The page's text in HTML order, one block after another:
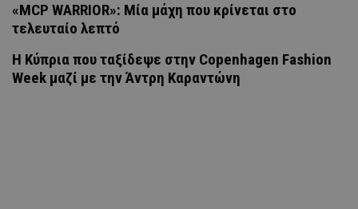
«MCP WARRIOR»: Μία μάχη που κρίνεται στο
τελευταίο λεπτό
Η Κύπρια που ταξίδεψε στην Copenhagen Fashion
Week μαζί με την Άντρη Καραντώνη